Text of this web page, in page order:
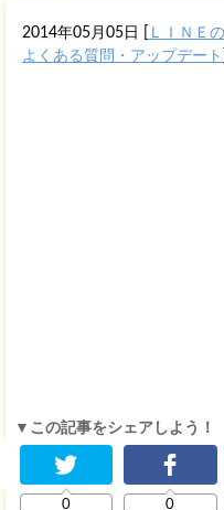
2014年05月05日 ＬＩＮＥ
よくある質問・アップデート
▼この記事をシェアしよう！
0 0